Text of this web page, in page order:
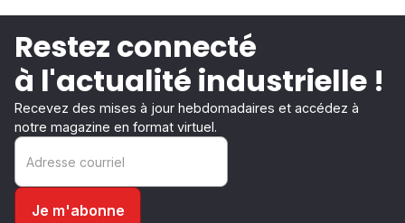
Restez connecté
à l'actualité industrielle !
Recevez des mises à jour hebdomadaires et accédez à
notre magazine en format virtuel.